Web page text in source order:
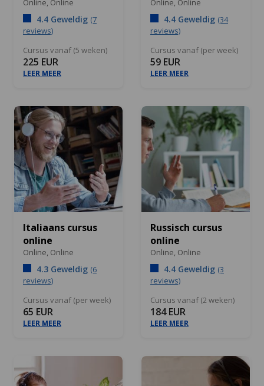
Online, Online
4.4 Geweldig (7
reviews)
Cursus vanaf (5 weken)
225 EUR
LEER MEER
Online, Online
4.4 Geweldig (34
reviews)
Cursus vanaf (per week)
59 EUR
LEER MEER
Italiaans cursus
online
Online, Online
4.3 Geweldig (6
reviews)
Cursus vanaf (per week)
65 EUR
LEER MEER
Russisch cursus
online
Online, Online
4.4 Geweldig (3
reviews)
Cursus vanaf (2 weken)
184 EUR
LEER MEER